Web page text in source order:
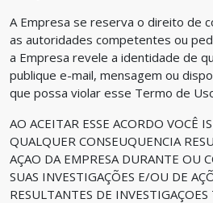
A Empresa se reserva o direito de
as autoridades competentes ou
a Empresa revele a identidade de
publique e-mail, mensagem ou
que possa violar esse Termo de
AO ACEITAR ESSE ACORDO VOCÊ
QUALQUER CONSEUQUENCIA
AÇAO DA EMPRESA DURANTE OU
SUAS INVESTIGAÇÕES E/OU DE
RESULTANTES DE